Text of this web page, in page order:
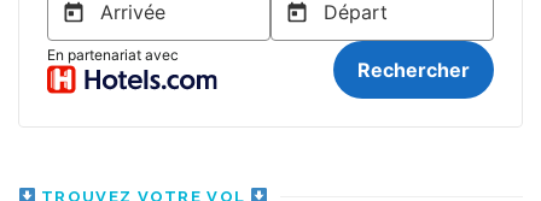
TROUVEZ VOTRE VOL